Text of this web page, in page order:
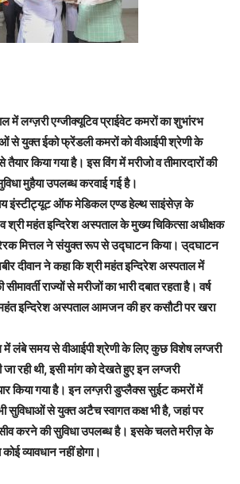
में लग्ज़री एग्जीक्यूटिव प्राईवेट कमरों का शुभांरभ
से युक्त ईको फ्रेंडली कमरों को वीआईपी श्रेणी के
किया गया है। इस विंग में मरीजो व तीमारदारों की
मुहैया उपलब्ध करवाई गई है।
इंस्टीट्यूट ऑफ मेडिकल एण्ड हेल्थ साइंसेज़ के
व श्री महंत इन्दिरेश अस्पताल के मुख्य चिकित्सा अधीक्षक
मित्तल ने संयुक्त रूप से उद्घाटन किया। उ्दघाटन
दीवान ने कहा कि श्री महंत इन्दिरेश अस्पताल में
राज्यों से मरीजों का भारी दबात रहता है। वर्ष
इन्दिरेश अस्पताल आमजन की हर कसौटी पर खरा
में लंबे समय से वीआईपी श्रेणी के लिए कुछ विशेष लग्जरी
जा रही थी, इसी मांग को देखते हुए इन लग्जरी
किया गया है। इन लग्ज़री डुप्लैक्स सुईट कमरों में
सुविधाओं से युक्त अटैच स्वागत कक्ष भी है, जहां पर
करने की सुविधा उपलब्ध है। इसके चलते मरीज़ के
व्यावधान नहीं होगा।